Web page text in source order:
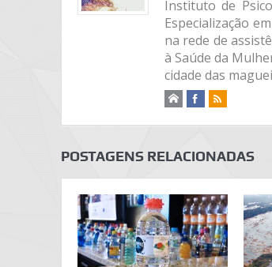
Instituto de
Especialização
na rede de
à Saúde da
cidade das
POSTAGENS RELACIONADAS